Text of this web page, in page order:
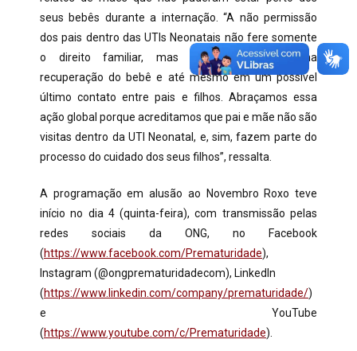
seus bebês durante a internação. “A não permissão
dos pais dentro das UTIs Neonatais não fere somente
o direito familiar, mas também interfere na
recuperação do bebê e até mesmo em um possível
último contato entre pais e filhos. Abraçamos essa
ação global porque acreditamos que pai e mãe não são
visitas dentro da UTI Neonatal, e, sim, fazem parte do
processo do cuidado dos seus filhos”, ressalta.
A programação em alusão ao Novembro Roxo teve
início no dia 4 (quinta-feira), com transmissão pelas
redes sociais da ONG, no Facebook
(https://www.facebook.com/Prematuridade),
Instagram (@ongprematuridadecom), LinkedIn
(https://www.linkedin.com/company/prematuridade/)
e YouTube
(https://www.youtube.com/c/Prematuridade).